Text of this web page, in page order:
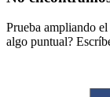
Prueba ampliando
algo puntual?